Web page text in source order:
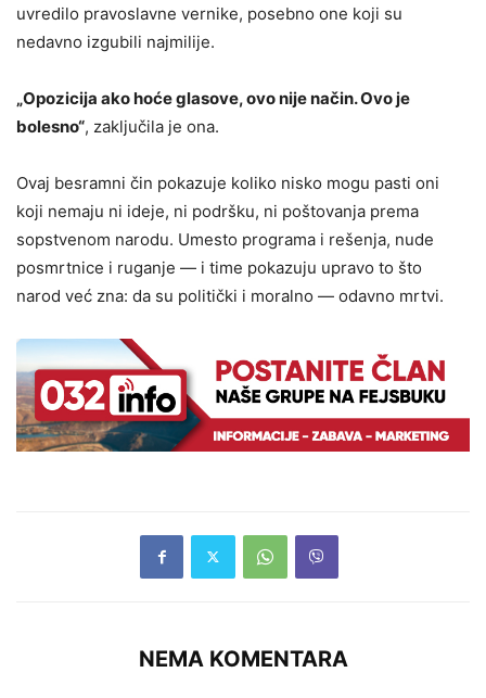
uvredilo pravoslavne vernike, posebno one koji su
nedavno izgubili najmilije.
„Opozicija ako hoće glasove, ovo nije način. Ovo je
bolesno“, zaključila je ona.
Ovaj besramni čin pokazuje koliko nisko mogu pasti oni
koji nemaju ni ideje, ni podršku, ni poštovanja prema
sopstvenom narodu. Umesto programa i rešenja, nude
posmrtnice i ruganje — i time pokazuju upravo to što
narod već zna: da su politički i moralno — odavno mrtvi.
NEMA KOMENTARA